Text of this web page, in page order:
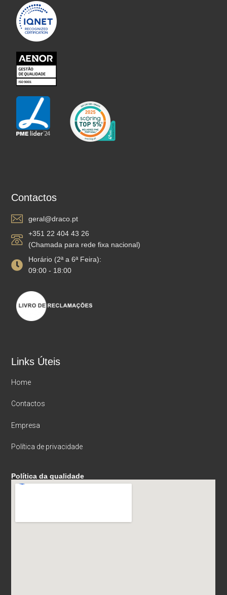
Contactos
geral@draco.pt
+351 22 404 43 26
(Chamada para rede fixa nacional)
Horário (2ª a 6ª Feira):
09:00 - 18:00
Links Úteis
Home
Contactos
Empresa
Política de privacidade
Política da qualidade